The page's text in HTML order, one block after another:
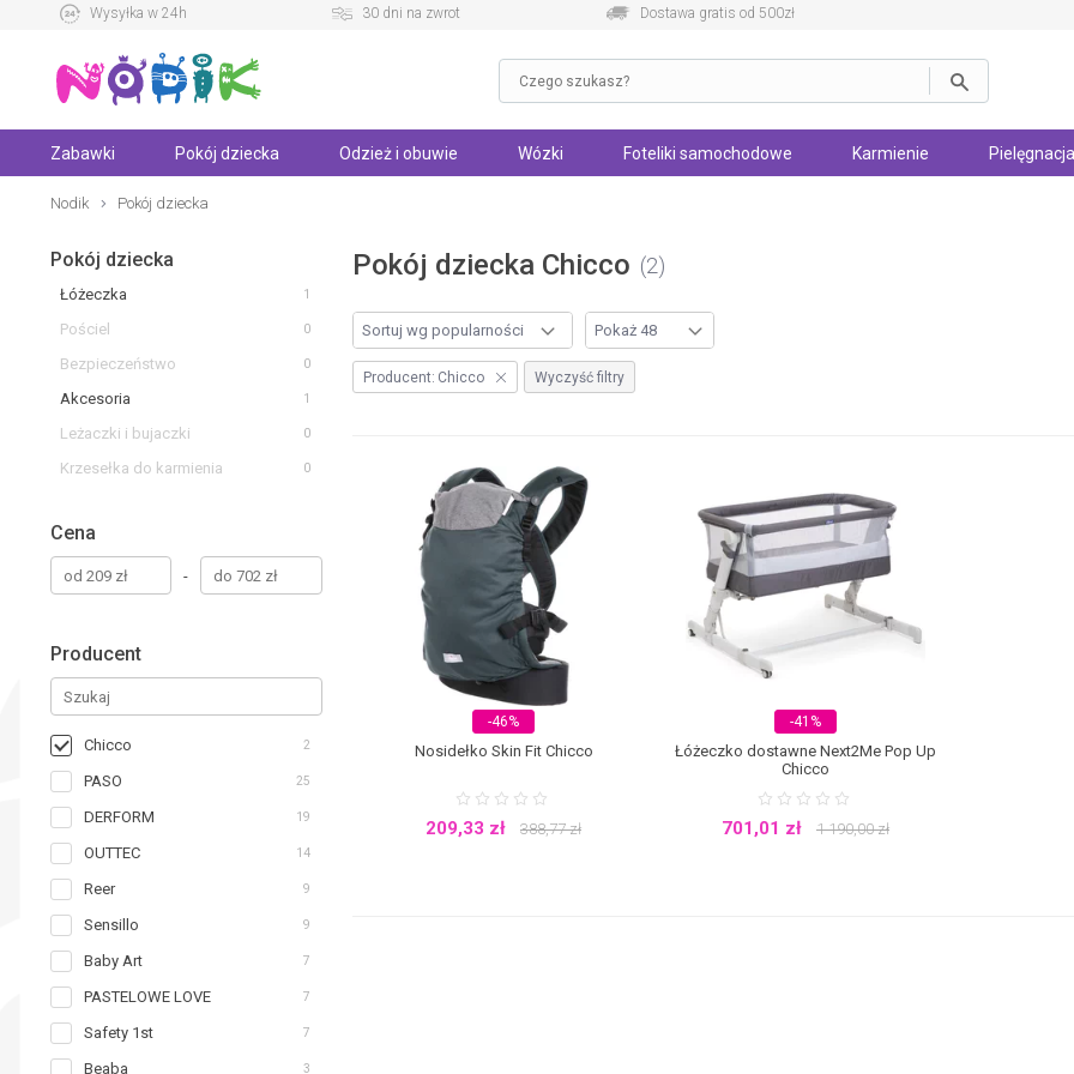
Wysyłka w 24h 30 dni na zwrot Dostawa gratis od 500zł
Zabawki Pokój dziecka Odzież i obuwie Wózki Foteliki samochodowe Karmienie
Nodik Pokój dziecka
Pokój dziecka Chicco 2
Pokój dziecka
Łóżeczka 1
Pościel 0
Bezpieczeństwo 0
Akcesoria 1
Leżaczki i bujaczki 0
Krzesełka do karmienia 0
Cena
-
Producent
Chicco 2
PASO 25
DERFORM 19
OUTTEC 14
Reer 9
Sensillo 9
Baby Art 7
PASTELOWE LOVE 7
Safety 1st 7
Beaba 3
Wyczyść filtry
Producent: Chicco
-46%
Nosidełko Skin Fit Chicco
209,33 zł 388,77zł
-41%
Łóżeczko dostawne Next2Me Pop Up
Chicco
701,01 zł 1 190,00zł